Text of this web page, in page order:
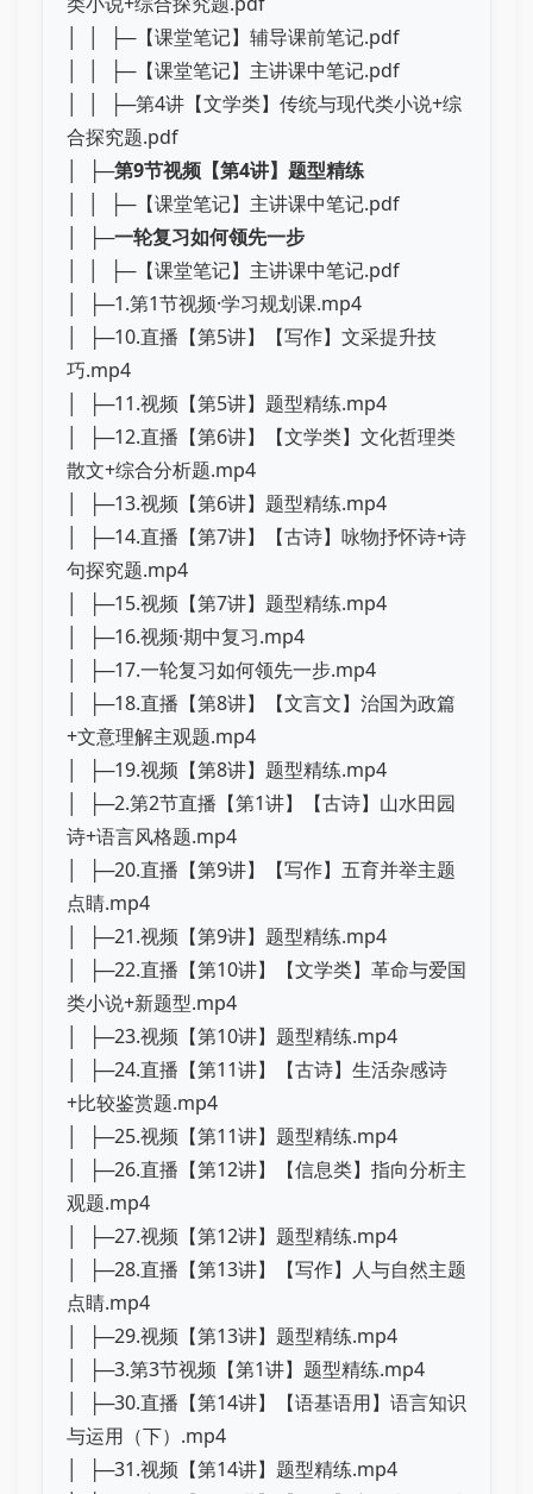
│ │ ├─【课堂笔记】辅导课前笔记.pdf
│ │ ├─【课堂笔记】主讲课中笔记.pdf
│ │ ├─第4讲【文学类】传统与现代类小说+综
合探究题.pdf
│ ├─第9节视频【第4讲】题型精练
│ │ ├─【课堂笔记】主讲课中笔记.pdf
│ ├─一轮复习如何领先一步
│ │ ├─【课堂笔记】主讲课中笔记.pdf
│ ├─1.第1节视频·学习规划课.mp4
│ ├─10.直播【第5讲】【写作】文采提升技
巧.mp4
│ ├─11.视频【第5讲】题型精练.mp4
│ ├─12.直播【第6讲】【文学类】文化哲理类
散文+综合分析题.mp4
│ ├─13.视频【第6讲】题型精练.mp4
│ ├─14.直播【第7讲】【古诗】咏物抒怀诗+诗
句探究题.mp4
│ ├─15.视频【第7讲】题型精练.mp4
│ ├─16.视频·期中复习.mp4
│ ├─17.一轮复习如何领先一步.mp4
│ ├─18.直播【第8讲】【文言文】治国为政篇
+文意理解主观题.mp4
│ ├─19.视频【第8讲】题型精练.mp4
│ ├─2.第2节直播【第1讲】【古诗】山水田园
诗+语言风格题.mp4
│ ├─20.直播【第9讲】【写作】五育并举主题
点睛.mp4
│ ├─21.视频【第9讲】题型精练.mp4
│ ├─22.直播【第10讲】【文学类】革命与爱国
类小说+新题型.mp4
│ ├─23.视频【第10讲】题型精练.mp4
│ ├─24.直播【第11讲】【古诗】生活杂感诗
+比较鉴赏题.mp4
│ ├─25.视频【第11讲】题型精练.mp4
│ ├─26.直播【第12讲】【信息类】指向分析主
观题.mp4
│ ├─27.视频【第12讲】题型精练.mp4
│ ├─28.直播【第13讲】【写作】人与自然主题
点睛.mp4
│ ├─29.视频【第13讲】题型精练.mp4
│ ├─3.第3节视频【第1讲】题型精练.mp4
│ ├─30.直播【第14讲】【语基语用】语言知识
与运用（下）.mp4
│ ├─31.视频【第14讲】题型精练.mp4